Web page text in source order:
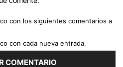
con los siguientes comentarios a
con cada nueva entrada.